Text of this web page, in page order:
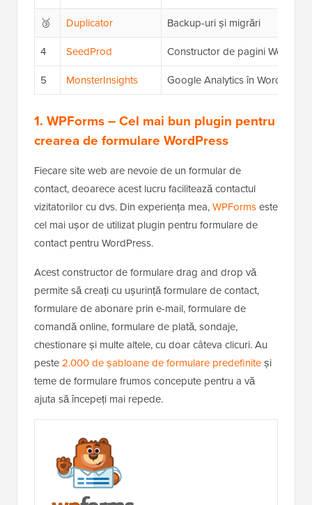
🥉
Duplicator
Backup-uri și migrări
4
SeedProd
Constructor de pagini
5
MonsterInsights Google Analytics în WordPress
1. WPForms– Cel mai bun plugin pentru
crearea de formulare WordPress
Fiecare site web are nevoie de un formular de
contact, deoarece acest lucru facilitează contactul
vizitatorilor cu dvs. Din experiența mea,WPFormseste
cel mai ușor de utilizat plugin pentru formulare de
contact pentru WordPress.
Acest constructor de formulare drag and drop vă
permite să creați cu ușurință formulare de contact,
formulare de abonare prin e-mail, formulare de
comandă online, formulare de plată, sondaje,
chestionare și multe altele, cu doar câteva clicuri. Au
peste2.000 de șabloane de formulare predefiniteși
teme de formulare frumos concepute pentru a vă
ajuta să începeți mai repede.